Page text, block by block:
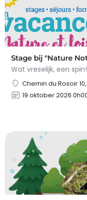
Stage bij "Nature
Chemin du Rosoir
19 oktober 2026